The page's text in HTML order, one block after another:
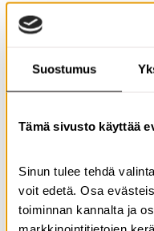
Suostumus
Tämä sivusto käyttää
Sinun tulee tehdä
voit edetä. Osa
toiminnan kannalta ja
markkinointitietojen